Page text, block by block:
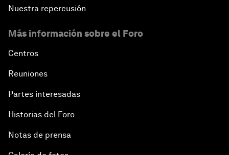
Nuestra repercusión
Más información sobre el Foro
Centros
Reuniones
Partes interesadas
Historias del Foro
Notas de prensa